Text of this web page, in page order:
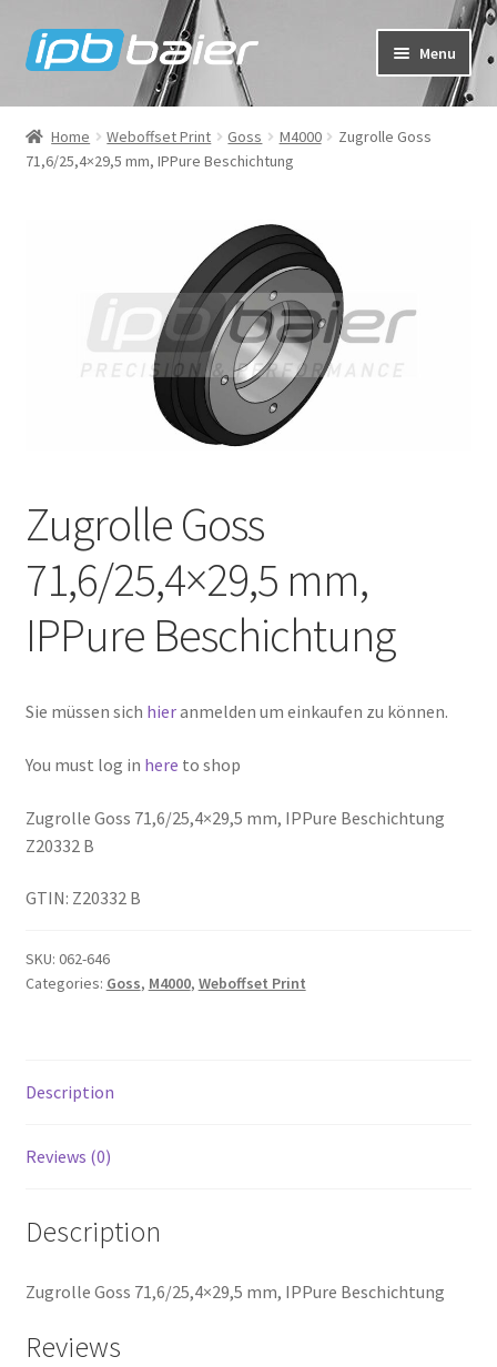
Skip
to
Skip
to
Menu
My Account
Cart
Home Weboffset Print Goss M4000
Zugrolle Goss
71,6/25,4×29,5 mm, IPPure Beschichtung
Zugrolle Goss
71,6/25,4×29,5 mm,
IPPure Beschichtung
Sie müssen sich hieranmelden um einkaufen zu können.
You must log in here to shop
Zugrolle Goss 71,6/25,4×29,5 mm, IPPure Beschichtung
Z20332 B
GTIN: Z20332 B
SKU: 062-646
Categories: Goss, M4000, Weboffset Print
Description
Reviews (0)
Description
Zugrolle Goss 71,6/25,4×29,5 mm, IPPure Beschichtung
Reviews